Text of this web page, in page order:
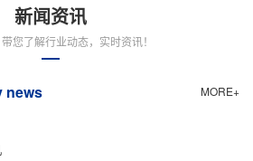
新闻资讯
您了解行业动态，实时资讯！
MORE+
news